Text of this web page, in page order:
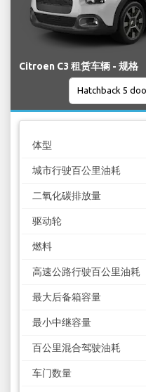
Citroen C3 租赁车辆 - 规格
体型
城市行驶百公里油耗
二氧化碳排放量
驱动轮
燃料
高速公路行驶百公里油耗
最大后备箱容量
最小中继容量
百公里混合驾驶油耗
车门数量